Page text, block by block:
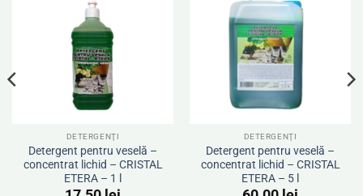
DETERGENŢI
Detergent pentru veselă –
concentrat lichid – CRISTAL
ETERA – 1 l
DETERGENŢI
Detergent pentru veselă –
concentrat lichid – CRISTAL
ETERA – 5 l